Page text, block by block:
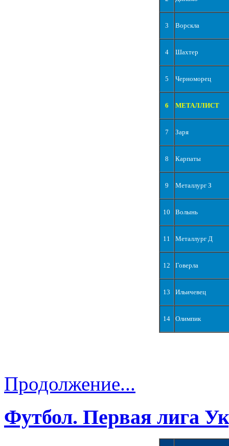
3 Ворскла
4 Шахтер
5 Черноморец
6 МЕТАЛЛИСТ
7 Заря
8 Карпаты
9 Металлург З
10 Волынь
11 Металлург Д
12 Говерла
13 Ильичевец
14 Олимпик
Продолжение...
Футбол. Первая лига